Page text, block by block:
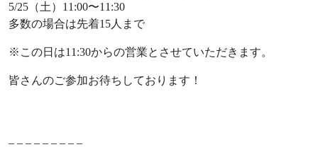
5/25（土）11:00〜11:30
多数の場合は先着15人まで
※この日は11:30からの営業とさせていただきます。
皆さんのご参加お待ちしております！
– – – – – – – – –